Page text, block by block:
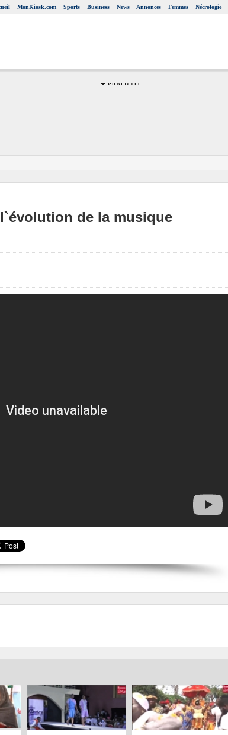
MonKiosk.com Sports Business News Annonces Femmes Nécrologie
de la musique